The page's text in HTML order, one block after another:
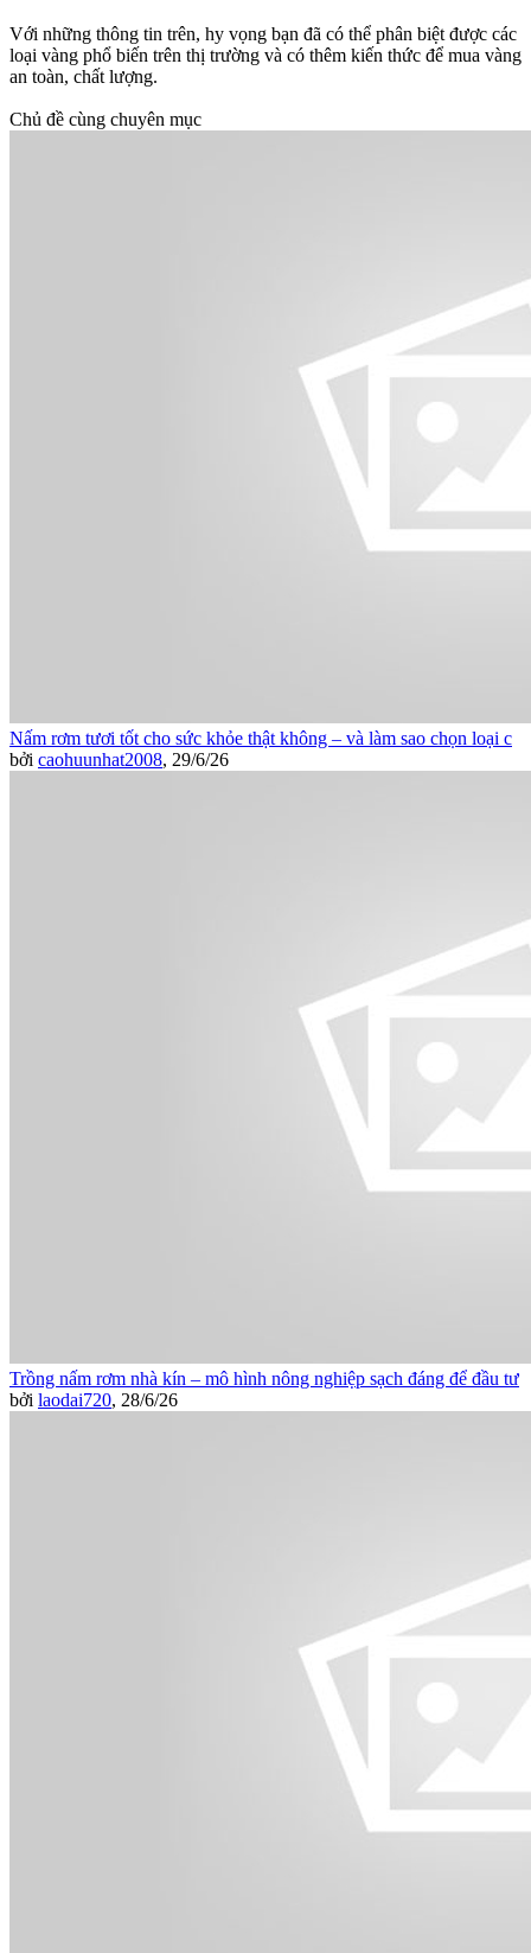
Với những thông tin trên, hy vọng bạn đã có thể phân biệt được các
loại vàng phổ biến trên thị trường và có thêm kiến thức để mua vàng
an toàn, chất lượng.
Chủ đề cùng chuyên mục
Nấm rơm tươi tốt cho sức khỏe thật không – và làm sao chọn loại c
bởi caohuunhat2008, 29/6/26
Trồng nấm rơm nhà kín – mô hình nông nghiệp sạch đáng để đầu tư
bởi laodai720, 28/6/26